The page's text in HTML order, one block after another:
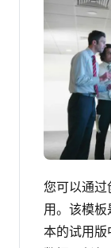
您可以通
用。该模
本的试用版